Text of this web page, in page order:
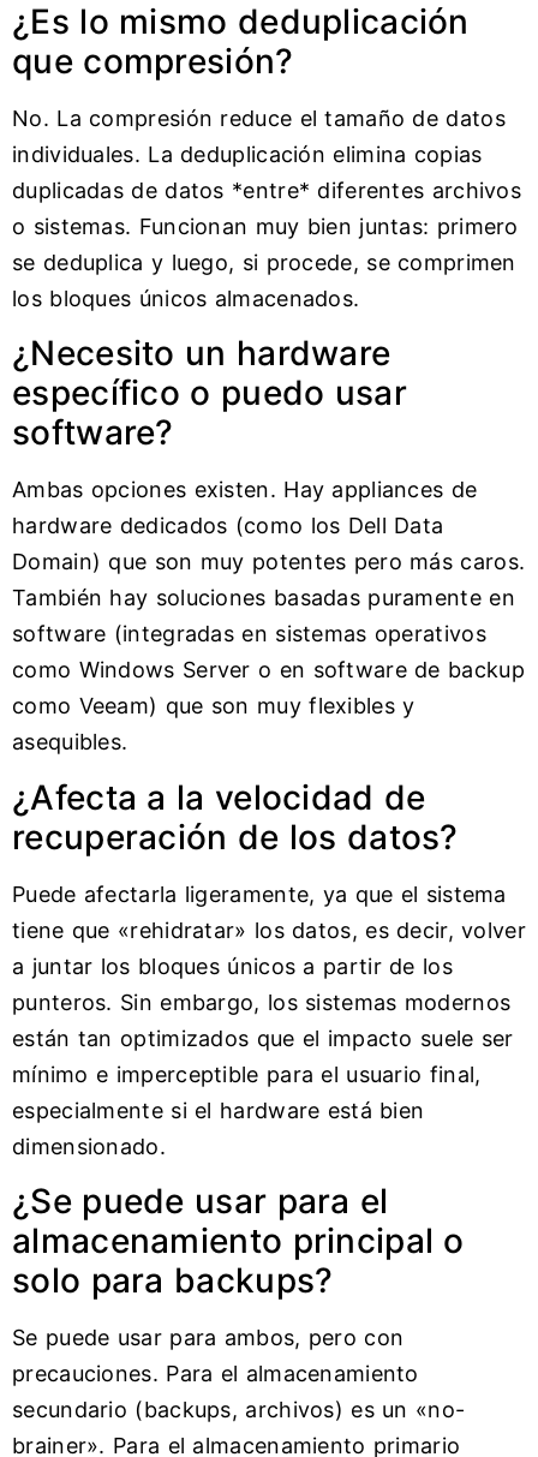
¿Es lo mismo deduplicación
que compresión?
No. La compresión reduce el tamaño de datos
individuales. La deduplicación elimina copias
duplicadas de datos *entre* diferentes archivos
o sistemas. Funcionan muy bien juntas: primero
se deduplica y luego, si procede, se comprimen
los bloques únicos almacenados.
¿Necesito un hardware
específico o puedo usar
software?
Ambas opciones existen. Hay appliances de
hardware dedicados (como los Dell Data
Domain) que son muy potentes pero más caros.
También hay soluciones basadas puramente en
software (integradas en sistemas operativos
como Windows Server o en software de backup
como Veeam) que son muy flexibles y
asequibles.
¿Afecta a la velocidad de
recuperación de los datos?
Puede afectarla ligeramente, ya que el sistema
tiene que «rehidratar» los datos, es decir, volver
a juntar los bloques únicos a partir de los
punteros. Sin embargo, los sistemas modernos
están tan optimizados que el impacto suele ser
mínimo e imperceptible para el usuario final,
especialmente si el hardware está bien
dimensionado.
¿Se puede usar para el
almacenamiento principal o
solo para backups?
Se puede usar para ambos, pero con
precauciones. Para el almacenamiento
secundario (backups, archivos) es un «no-
brainer». Para el almacenamiento primario